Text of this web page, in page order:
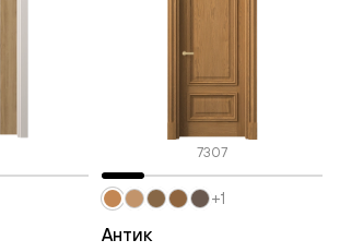
7307
Антик
+1